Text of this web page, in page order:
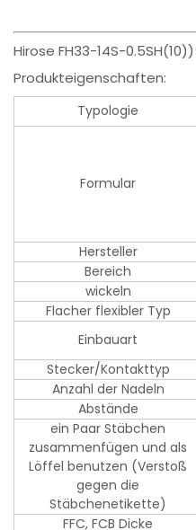
Hirose FH33-14S-
Produkteigenschaften:
Typologie
Formular
Hersteller
Bereich
wickeln
Flacher flexibler Typ
Einbauart
Stecker/Kontakttyp
Anzahl der Nadeln
Abstände
ein Paar Stäbchen
zusammenfügen und als
Löffel benutzen (Verstoß
gegen die
Stäbchenetikette)
FFC, FCB Dicke